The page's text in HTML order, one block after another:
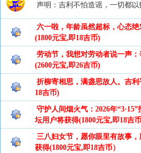
声明：吉利不怕造谣，一切都以
六一啦，年龄虽然超标，心态
(1800元宝,即18吉币)
劳动节，我想对劳动者说一声
(2600元宝,即26吉币)
折柳寄相思，满盏思故人。吉
18吉币)
守护人间烟火气：2026年
坛用户将获得(1800元宝,即18吉
三八妇女节，愿你眼里有故事
获得(1800元宝,即18吉币）